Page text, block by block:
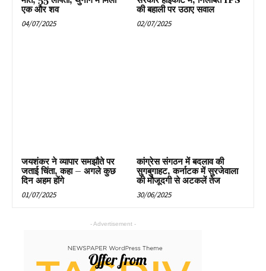
एक और शव
04/07/2025
की बहाली पर उठाए सवाल
02/07/2025
जयशंकर ने व्यापार समझौते पर
जताई चिंता, कहा – अगले कुछ
दिन अहम होंगे
01/07/2025
कांग्रेस संगठन में बदलाव की
सुगबुगाहट, कर्नाटक में सुरजेवाला
की मौजूदगी से अटकलें तेज
30/06/2025
- Advertisement -